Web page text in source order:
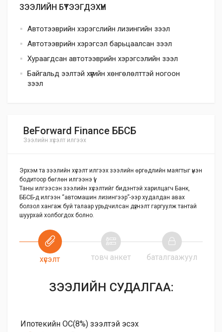
ЗЭЭЛИЙН БҮТЭЭГДЭХҮҮН
Автотээврийн хэрэгслийн лизингийн зээл
Автотээврийн хэрэгсэл барьцаалсан зээл
Хураагдсан автотээврийн хэрэгсэлийн зээл
Байгальд ээлтэй хүүгийн хөнгөлөлттэй ногоон
зээл
BeForward Finance ББСБ
Зээлийн хүсэлт илгээх
Эрхэм та зээлийн хүсэлт илгээх зээлийн өргөдлийн маягтыг үнэн
бодитоор бөглөн илгээнэ үү!
Таны илгээсэн зээлийн хүсэлтийг бидэнтэй харилцагч Банк,
ББСБ-д илгээн “автомашин лизингээр”-ээр худалдан авах
болзол хангаж буй талаар урьдчилсан дүгнэлт гаргуулж тантай
шуурхай холбогдох болно.
хүсэлт товч анкет баталгаажуул
ЗЭЭЛИЙН СУДАЛГАА:
Ипотекийн ОС(8%) зээлтэй эсэх